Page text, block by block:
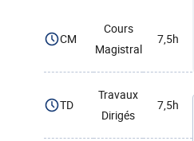
CM
Cours
Magistral
7,5h
TD
Travaux
Dirigés
7,5h